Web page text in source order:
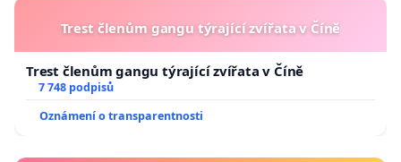
Trest členům gangu týrající zvířata v Číně
Trest členům gangu týrající zvířata v Číně
7 748 podpisů
Oznámení o transparentnosti